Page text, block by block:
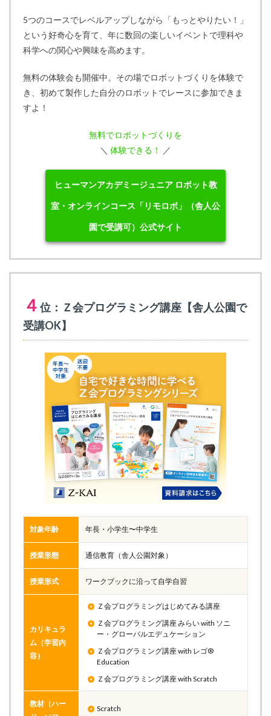
5つのコースでレベルアップしながら「もっとやりたい！」
という好奇心を育て、年に数回の楽しいイベントで理科や
科学への関心や興味を高めます。
無料の体験会も開催中。その場でロボットづくりを体験で
き、初めて製作した自分のロボットでレースに参加できま
すよ！
無料でロボットづくりを
＼ 体験できる！ ／
ヒューマンアカデミージュニア ロボット教
室・オンラインコース「リモロボ」（舎人公
園で受講可）公式サイト
４ 位：Ｚ会プログラミング講座【舎人公園で
受講OK】
対象年齢 年長・小学生〜中学生
授業形態 通信教育（舎人公園対象）
授業形式 ワークブックに沿って自学自習
カリキュラ
ム（学習内
容）
Ｚ会プログラミングはじめてみる講座
Ｚ会プログラミング講座 みらい with ソニ
ー・グローバルエデュケーション
Ｚ会プログラミング講座 with レゴ®
Education
Ｚ会プログラミング講座 with Scratch
教材（ハー
Scratch